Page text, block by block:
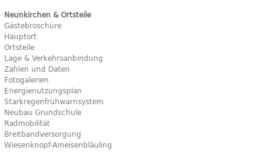
Neunkirchen & Ortsteile
Gästebroschüre
Hauptort
Ortsteile
Lage & Verkehrsanbindung
Zahlen und Daten
Fotogalerien
Energienutzungsplan
Starkregenfrühwarnsystem
Neubau Grundschule
Radmobilität
Breitbandversorgung
Wiesenknopf-Ameisenbläuling